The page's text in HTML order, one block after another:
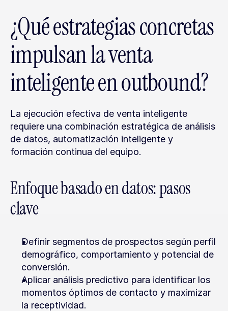
¿Qué estrategias concretas
impulsan la venta
inteligente en outbound?
La ejecución efectiva de venta inteligente
requiere una combinación estratégica de análisis
de datos, automatización inteligente y
formación continua del equipo.
Enfoque basado en datos: pasos
clave
Definir segmentos de prospectos según perfil
demográfico, comportamiento y potencial de
conversión.
Aplicar análisis predictivo para identificar los
momentos óptimos de contacto y maximizar
la receptividad.